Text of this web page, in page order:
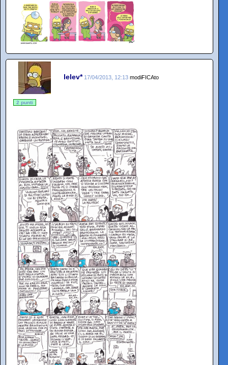
lelev* 17/04/2013, 12:13 modiFICAto
2 punti